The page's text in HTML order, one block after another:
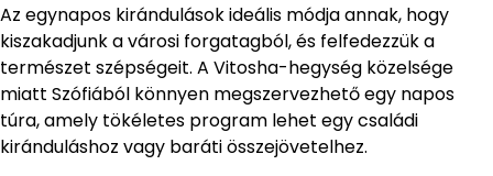
Az egynapos kirándulások ideális módja annak, hogy
kiszakadjunk a városi forgatagból, és felfedezzük a
természet szépségeit. A Vitosha-hegység közelsége
miatt Szófiából könnyen megszervezhető egy napos
túra, amely tökéletes program lehet egy családi
kiránduláshoz vagy baráti összejövetelhez.